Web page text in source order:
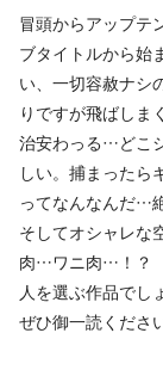
冒頭からアップテ
ブタイトルから始
い、一切容赦ナシ
りですが飛ばしま
治安わっる…どこ
しい。捕まったら
ってなんなんだ…
そしてオシャレな
肉…ワニ肉…！？
人を選ぶ作品でし
ぜひ御一読くださ